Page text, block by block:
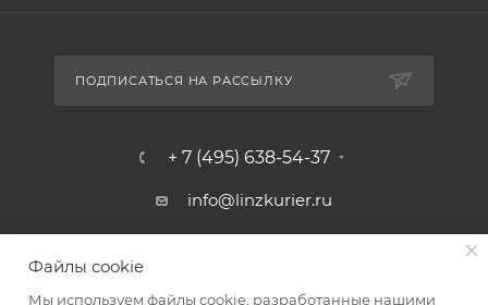
ПОДПИСАТЬСЯ НА РАССЫЛКУ
+ 7 (495) 638-54-37
info@linzkurier.ru
Файлы cookie
Мы используем файлы cookie, разработанные нашими